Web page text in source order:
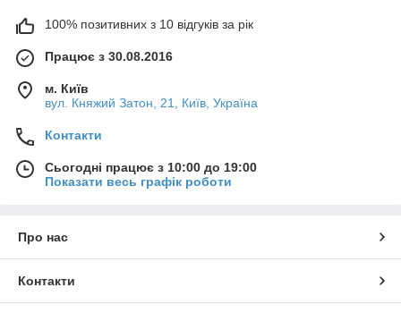
100% позитивних з 10 відгуків за рік
Працює з 30.08.2016
м. Київ
вул. Княжий Затон, 21, Київ, Україна
Контакти
Сьогодні працює з 10:00 до 19:00
Показати весь графік роботи
Про нас
Контакти